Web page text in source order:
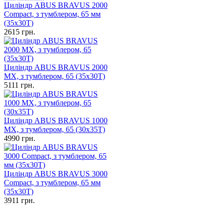
Циліндр ABUS BRAVUS 2000
Compact, з тумблером, 65 мм
(35х30Т)
2615 грн.
Циліндр ABUS BRAVUS 2000
MX, з тумблером, 65 (35х30Т)
5111 грн.
Циліндр ABUS BRAVUS 1000
MX, з тумблером, 65 (30x35T)
4990 грн.
Циліндр ABUS BRAVUS 3000
Compact, з тумблером, 65 мм
(35х30Т)
3911 грн.